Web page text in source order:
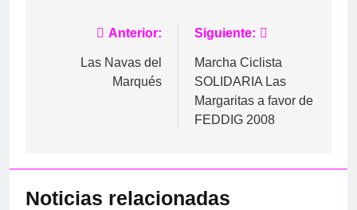
Navegación
Anterior:
Las Navas del
Marqués
Siguiente:
Marcha Ciclista
SOLIDARIA Las
Margaritas a favor de
FEDDIG 2008
Noticias relacionadas